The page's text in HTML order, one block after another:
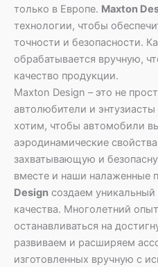
только в Европе. Maxton
технологии, чтобы
точности и безопасности.
обрабатывается вручную,
качество продукции.
Maxton Design – это не
автолюбители и
хотим, чтобы автомобили
аэродинамические
захватывающую и
вместе и наши налаженные
Design создаем уникальный
качества. Многолетний
останавливаться на
развиваем и расширяем
изготовленных вручную с